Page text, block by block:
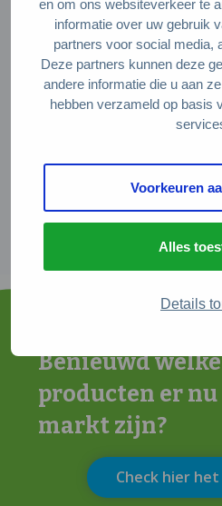
en om ons websiteverkeer te
informatie over uw gebruik
partners voor social media,
Deze partners kunnen deze
andere informatie die u aan
hebben verzameld op basis
Voorkeuren
Alles
Details
grenzen. Er komt dus
maatwerk bij kijken.
waarbij het minder
onderdelen of
gebruiksperiode
te gebruiken. Denk
kleding. Het
en dat hoeft zeker
Benieuwd
producten er nu
markt zijn?
Check hier